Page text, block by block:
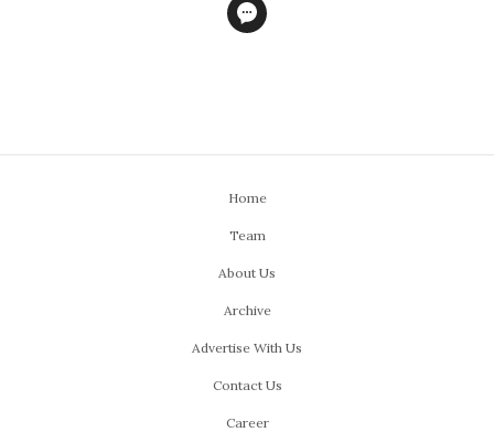
Home
Team
About Us
Archive
Advertise With Us
Contact Us
Career